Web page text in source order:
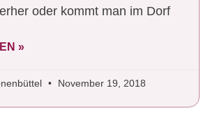
oder kommt man im Dorf
»
November 19, 2018